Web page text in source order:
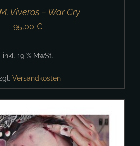
Viveros – War Cry
95,00 €
inkl. 19 % MwSt.
Versandkosten